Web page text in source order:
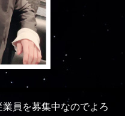
員を募集中なのでよろ